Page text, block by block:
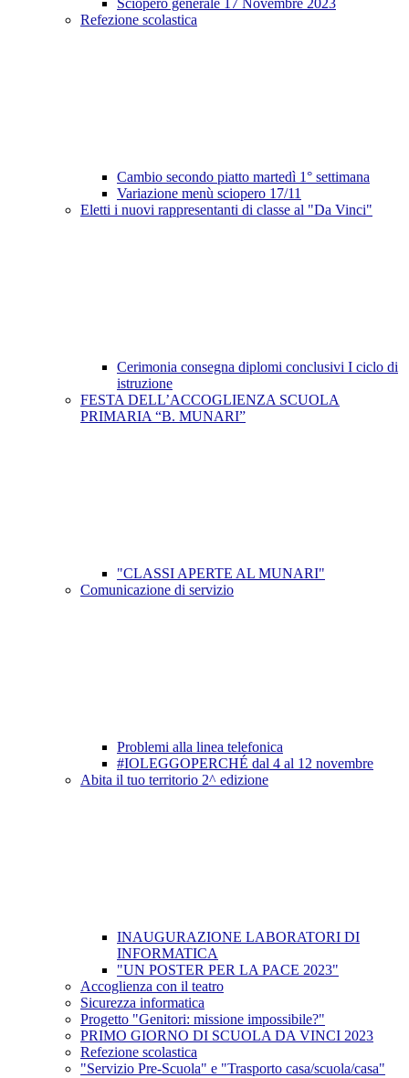
Sciopero generale 17 Novembre 2023
Refezione scolastica
Cambio secondo piatto martedì 1° settimana
Variazione menù sciopero 17/11
Eletti i nuovi rappresentanti di classe al "Da Vinci"
Cerimonia consegna diplomi conclusivi I ciclo di
istruzione
FESTA DELL’ACCOGLIENZA SCUOLA
PRIMARIA “B. MUNARI”
"CLASSI APERTE AL MUNARI"
Comunicazione di servizio
Problemi alla linea telefonica
#IOLEGGOPERCHÉ dal 4 al 12 novembre
Abita il tuo territorio 2^ edizione
INAUGURAZIONE LABORATORI DI
INFORMATICA
"UN POSTER PER LA PACE 2023"
Accoglienza con il teatro
Sicurezza informatica
Progetto "Genitori: missione impossibile?"
PRIMO GIORNO DI SCUOLA DA VINCI 2023
Refezione scolastica
"Servizio Pre-Scuola" e "Trasporto casa/scuola/casa"